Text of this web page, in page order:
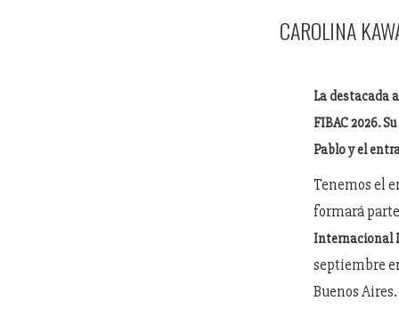
CAROLINA
La destacada
FIBAC 2026.
Pablo y el
Tenemos el
formará
Internacional
septiembre
Buenos Aires.